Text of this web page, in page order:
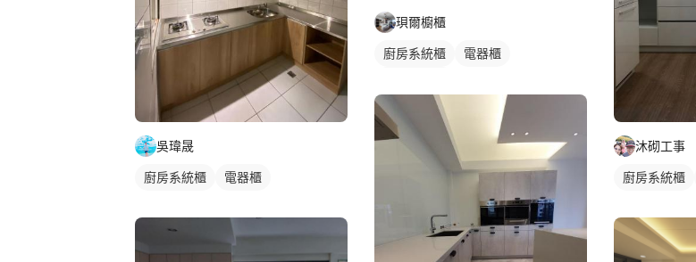
吳瑋晟
廚房系統櫃 電器櫃
珼爾櫥櫃
廚房系統櫃
電器櫃
沐砌工事
廚房系統櫃